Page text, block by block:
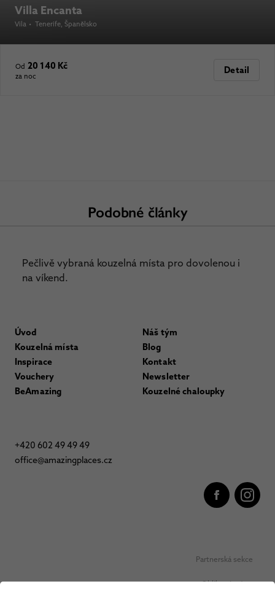
Villa Encanta
Vila • Tenerife, Španělsko
Od 20 140 Kč
za noc
Detail
Podobné články
Pečlivě vybraná kouzelná místa pro dovolenou i
na víkend.
Úvod
Kouzelná místa
Inspirace
Vouchery
BeAmazing
Náš tým
Blog
Kontakt
Newsletter
Kouzelné chaloupky
+420 602 49 49 49
office@amazingplaces.cz
Partnerská sekce
Oblíbená místa